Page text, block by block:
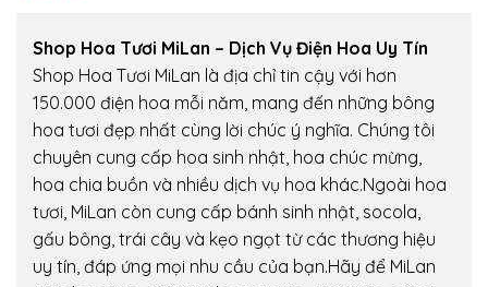
Shop Hoa Tươi MiLan – Dịch Vụ Điện Hoa Uy Tín
Shop Hoa Tươi MiLan là địa chỉ tin cậy với hơn
150.000 điện hoa mỗi năm, mang đến những bông
hoa tươi đẹp nhất cùng lời chúc ý nghĩa. Chúng tôi
chuyên cung cấp hoa sinh nhật, hoa chúc mừng,
hoa chia buồn và nhiều dịch vụ hoa khác.Ngoài hoa
tươi, MiLan còn cung cấp bánh sinh nhật, socola,
gấu bông, trái cây và kẹo ngọt từ các thương hiệu
uy tín, đáp ứng mọi nhu cầu của bạn.Hãy để MiLan